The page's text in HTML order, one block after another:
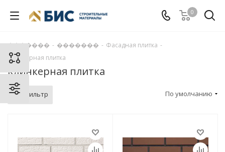
0
������� - ������� - Фасадная плитка -
Клинкерная плитка
Клинкерная плитка
Фильтр По умолчанию